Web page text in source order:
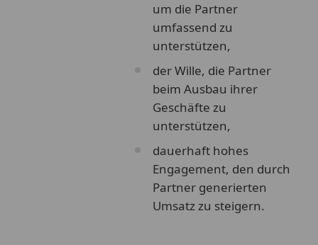
um die Partner
umfassend zu
unterstützen,
der Wille, die Partner
beim Ausbau ihrer
Geschäfte zu
unterstützen,
dauerhaft hohes
Engagement, den durch
Partner generierten
Umsatz zu steigern.